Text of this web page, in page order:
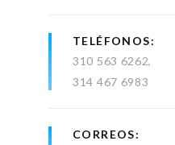
TELÉFONOS
310 563 6262
314 467 6983
CORREOS